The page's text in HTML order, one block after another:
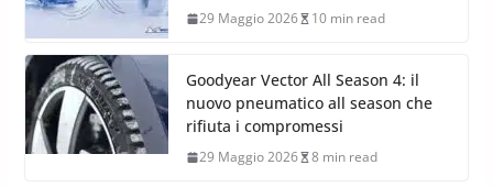
29 Maggio 2026 10 min read
Goodyear Vector All Season 4: il
nuovo pneumatico all season che
rifiuta i compromessi
29 Maggio 2026 8 min read